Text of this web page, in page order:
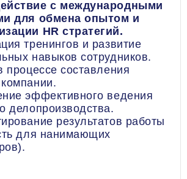
с международными
для обмена опытом и
HR стратегий.
тренингов и развитие
навыков сотрудников.
процессе составления
эффективного ведения
делопроизводства.
результатов работы
для нанимающих